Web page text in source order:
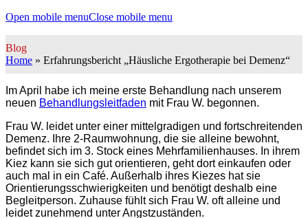
Open mobile menuClose mobile menu
Blog
Home » Erfahrungsbericht „Häusliche Ergotherapie bei Demenz“
Im April habe ich meine erste Behandlung nach unserem
neuen Behandlungsleitfaden mit Frau W. begonnen.
Frau W. leidet unter einer mittelgradigen und fortschreitenden
Demenz. Ihre 2-Raumwohnung, die sie alleine bewohnt,
befindet sich im 3. Stock eines Mehrfamilienhauses. In ihrem
Kiez kann sie sich gut orientieren, geht dort einkaufen oder
auch mal in ein Café. Außerhalb ihres Kiezes hat sie
Orientierungsschwierigkeiten und benötigt deshalb eine
Begleitperson. Zuhause fühlt sich Frau W. oft alleine und
leidet zunehmend unter Angstzuständen.